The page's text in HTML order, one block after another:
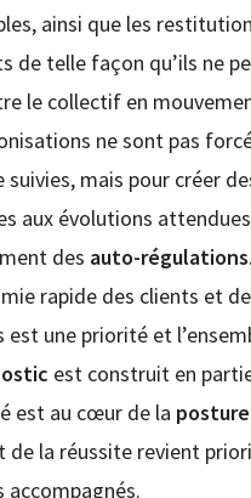
ainsi que les
de telle façon qu’ils ne
le collectif en
ne sont pas
suivies, mais pour créer
aux évolutions
des auto-régulations.
rapide des clients et
une priorité et
est construit en
est au cœur de la
de la réussite revient
accompagnés.